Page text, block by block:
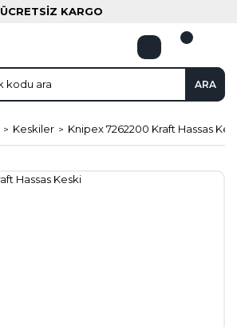
ÜCRETSİZ KARGO
ARA
Keskiler Knipex 7262200 Kraft Hassas